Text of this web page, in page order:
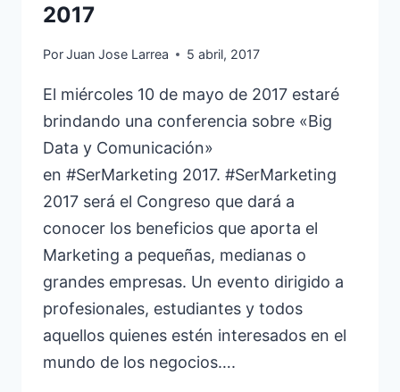
2017
PorJuan Jose Larrea 5 abril, 2017
El miércoles 10 de mayo de 2017 estaré
brindando una conferencia sobre «Big
Data y Comunicación»
en #SerMarketing 2017. #SerMarketing
2017 será el Congreso que dará a
conocer los beneficios que aporta el
Marketing a pequeñas, medianas o
grandes empresas. Un evento dirigido a
profesionales, estudiantes y todos
aquellos quienes estén interesados en el
mundo de los negocios….